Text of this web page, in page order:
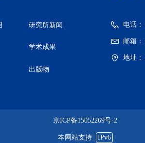
研究所新闻
学术成果
出版物
电话：
邮箱：
地址：
京ICP备15052269号-2
本网站支持 IPv6